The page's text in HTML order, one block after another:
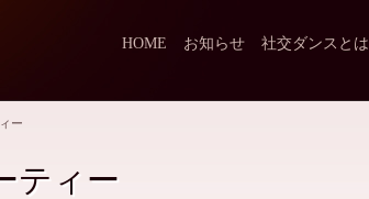
HOME お知らせ 社交ダンスとは
ー
ティー